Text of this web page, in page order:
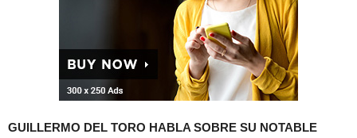
GUILLERMO DEL TORO HABLA SOBRE SU NOTABLE